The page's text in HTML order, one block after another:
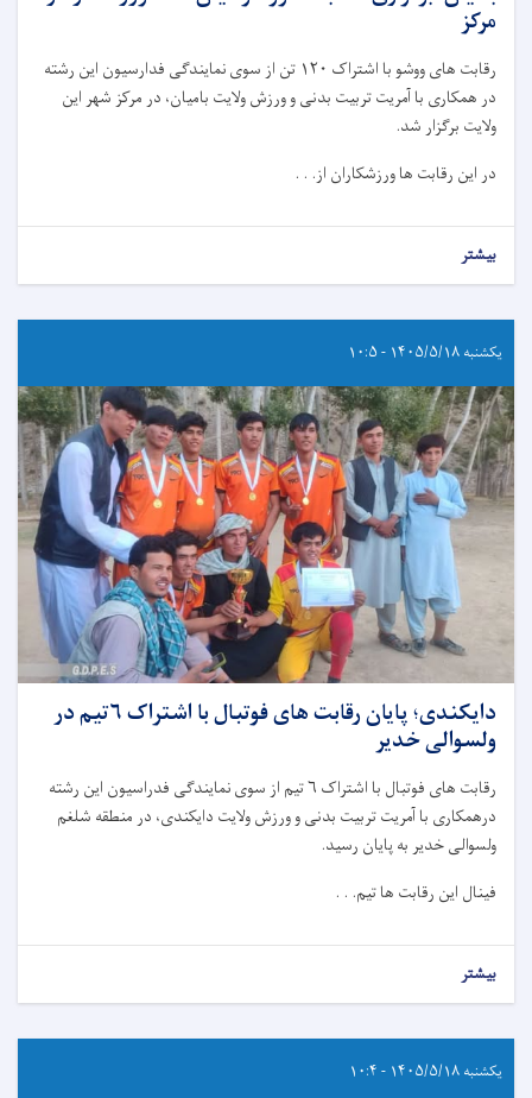
مرکز
رقابت های ووشو با اشتراک ۱۲۰ تن از سوی نمایندگی فدارسیون این رشته
در همکاری با آمریت تربیت بدنی و ورزش ولایت بامیان، در مرکز شهر این
ولایت برگزار شد.
در این رقابت ها ورزشکاران از. . .
بیشتر
یکشنبه ۱۴۰۵/۵/۱۸ - ۱۰:۵
دایکندی؛ پایان رقابت های فوتبال با اشتراک ۶تیم در
ولسوالی خدیر
رقابت های فوتبال با اشتراک ۶ تیم از سوی نمایندگی فدراسیون این رشته
درهمکاری با آمریت تربیت بدنی و ورزش ولایت دایکندی، در منطقه شلغم
ولسوالی خدیر به پایان رسید.
فینال این رقابت ها تیم. . .
بیشتر
یکشنبه ۱۴۰۵/۵/۱۸ - ۱۰:۴